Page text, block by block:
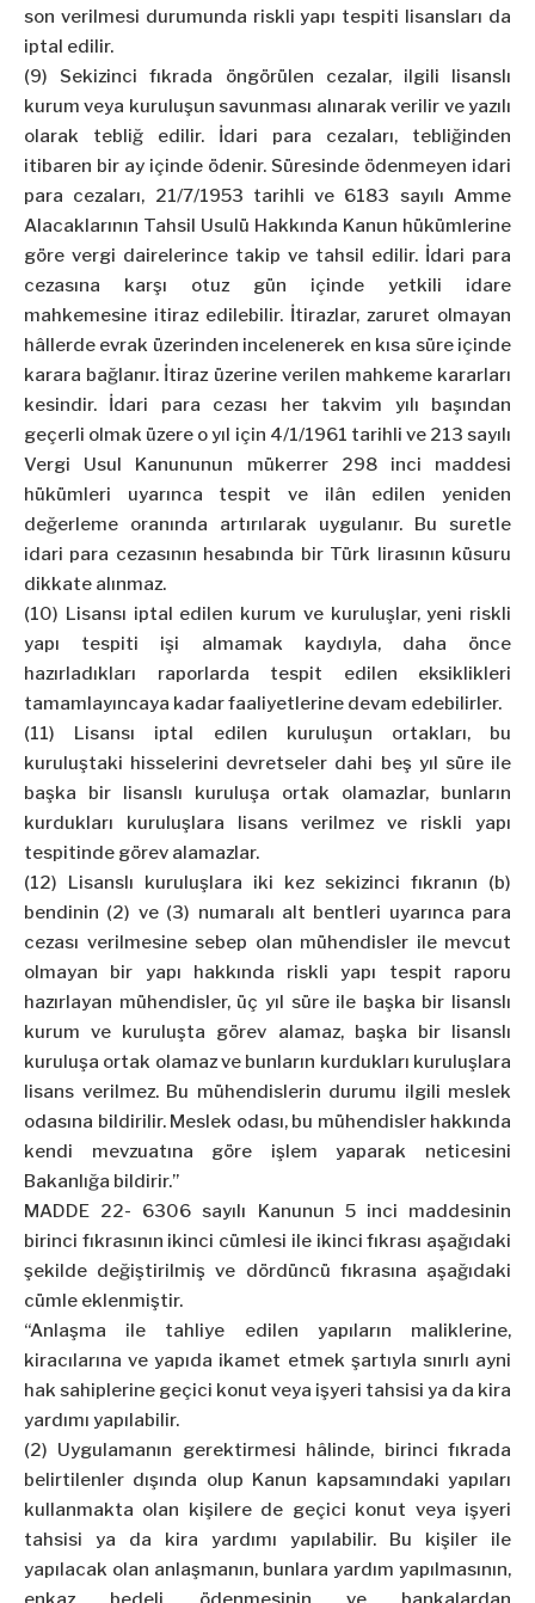
son verilmesi durumunda riskli yapı tespiti lisansları da
iptal edilir.
(9) Sekizinci fıkrada öngörülen cezalar, ilgili lisanslı
kurum veya kuruluşun savunması alınarak verilir ve yazılı
olarak tebliğ edilir. İdari para cezaları, tebliğinden
itibaren bir ay içinde ödenir. Süresinde ödenmeyen idari
para cezaları, 21/7/1953 tarihli ve 6183 sayılı Amme
Alacaklarının Tahsil Usulü Hakkında Kanun hükümlerine
göre vergi dairelerince takip ve tahsil edilir. İdari para
cezasına karşı otuz gün içinde yetkili idare
mahkemesine itiraz edilebilir. İtirazlar, zaruret olmayan
hâllerde evrak üzerinden incelenerek en kısa süre içinde
karara bağlanır. İtiraz üzerine verilen mahkeme kararları
kesindir. İdari para cezası her takvim yılı başından
geçerli olmak üzere o yıl için 4/1/1961 tarihli ve 213 sayılı
Vergi Usul Kanununun mükerrer 298 inci maddesi
hükümleri uyarınca tespit ve ilân edilen yeniden
değerleme oranında artırılarak uygulanır. Bu suretle
idari para cezasının hesabında bir Türk lirasının küsuru
dikkate alınmaz.
(10) Lisansı iptal edilen kurum ve kuruluşlar, yeni riskli
yapı tespiti işi almamak kaydıyla, daha önce
hazırladıkları raporlarda tespit edilen eksiklikleri
tamamlayıncaya kadar faaliyetlerine devam edebilirler.
(11) Lisansı iptal edilen kuruluşun ortakları, bu
kuruluştaki hisselerini devretseler dahi beş yıl süre ile
başka bir lisanslı kuruluşa ortak olamazlar, bunların
kurdukları kuruluşlara lisans verilmez ve riskli yapı
tespitinde görev alamazlar.
(12) Lisanslı kuruluşlara iki kez sekizinci fıkranın (b)
bendinin (2) ve (3) numaralı alt bentleri uyarınca para
cezası verilmesine sebep olan mühendisler ile mevcut
olmayan bir yapı hakkında riskli yapı tespit raporu
hazırlayan mühendisler, üç yıl süre ile başka bir lisanslı
kurum ve kuruluşta görev alamaz, başka bir lisanslı
kuruluşa ortak olamaz ve bunların kurdukları kuruluşlara
lisans verilmez. Bu mühendislerin durumu ilgili meslek
odasına bildirilir. Meslek odası, bu mühendisler hakkında
kendi mevzuatına göre işlem yaparak neticesini
Bakanlığa bildirir.”
MADDE 22- 6306 sayılı Kanunun 5 inci maddesinin
birinci fıkrasının ikinci cümlesi ile ikinci fıkrası aşağıdaki
şekilde değiştirilmiş ve dördüncü fıkrasına aşağıdaki
cümle eklenmiştir.
“Anlaşma ile tahliye edilen yapıların maliklerine,
kiracılarına ve yapıda ikamet etmek şartıyla sınırlı ayni
hak sahiplerine geçici konut veya işyeri tahsisi ya da kira
yardımı yapılabilir.
(2) Uygulamanın gerektirmesi hâlinde, birinci fıkrada
belirtilenler dışında olup Kanun kapsamındaki yapıları
kullanmakta olan kişilere de geçici konut veya işyeri
tahsisi ya da kira yardımı yapılabilir. Bu kişiler ile
yapılacak olan anlaşmanın, bunlara yardım yapılmasının,